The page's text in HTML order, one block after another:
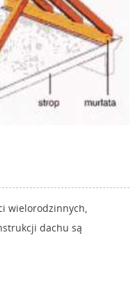
wielorodzinnych,
dachu są